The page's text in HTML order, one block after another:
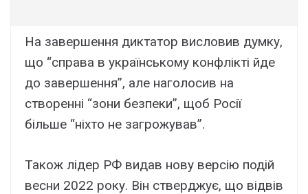
На завершення диктатор висловив думку,
що “справа в українському конфлікті йде
до завершення”, але наголосив на
створенні “зони безпеки”, щоб Росії
більше “ніхто не загрожував”.
Також лідер РФ видав нову версію подій
весни 2022 року. Він стверджує, що відвів